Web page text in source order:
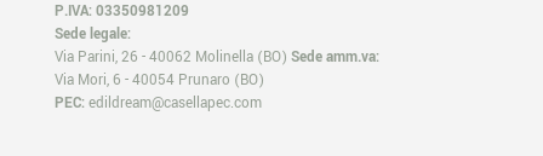
P.IVA: 03350981209
Sede legale:
Via Parini, 26 - 40062 Molinella (BO) Sede amm.va:
Via Mori, 6 - 40054 Prunaro (BO)
PEC: edildream@casellapec.com